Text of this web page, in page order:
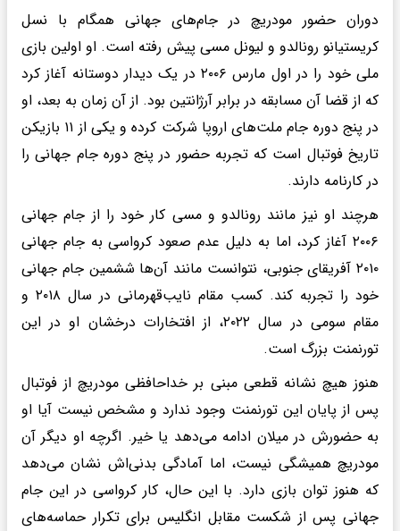
دوران حضور مودریچ در جام‌های جهانی همگام با نسل
کریستیانو رونالدو و لیونل مسی پیش رفته است. او اولین بازی
ملی خود را در اول مارس ۲۰۰۶ در یک دیدار دوستانه آغاز کرد
که از قضا آن مسابقه در برابر آرژانتین بود. از آن زمان به بعد، او
در پنج دوره جام ملت‌های اروپا شرکت کرده و یکی از ۱۱ بازیکن
تاریخ فوتبال است که تجربه حضور در پنج دوره جام جهانی را
در کارنامه دارند.
هرچند او نیز مانند رونالدو و مسی کار خود را از جام جهانی
۲۰۰۶ آغاز کرد، اما به دلیل عدم صعود کرواسی به جام جهانی
۲۰۱۰ آفریقای جنوبی، نتوانست مانند آن‌ها ششمین جام جهانی
خود را تجربه کند. کسب مقام نایب‌قهرمانی در سال ۲۰۱۸ و
مقام سومی در سال ۲۰۲۲، از افتخارات درخشان او در این
تورنمنت بزرگ است.
هنوز هیچ نشانه قطعی مبنی بر خداحافظی مودریچ از فوتبال
پس از پایان این تورنمنت وجود ندارد و مشخص نیست آیا او
به حضورش در میلان ادامه می‌دهد یا خیر. اگرچه او دیگر آن
مودریچ همیشگی نیست، اما آمادگی بدنی‌اش نشان می‌دهد
که هنوز توان بازی دارد. با این حال، کار کرواسی در این جام
جهانی پس از شکست مقابل انگلیس برای تکرار حماسه‌های